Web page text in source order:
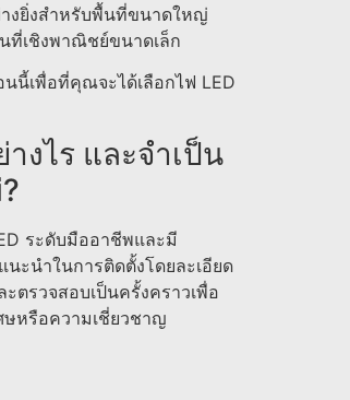
างยิ่งสําหรับพื้นที่ขนาดใหญ่
ที่เชิงพาณิชย์ขนาดเล็ก
นี้เพื่อที่คุณจะได้เลือกไฟ LED
งไร และจําเป็น
ระดับมืออาชีพและมี
ะนําในการติดตั้งโดยละเอียด
ตรวจสอบเป็นครั้งคราวเพื่อ
ษหรือความเชี่ยวชาญ